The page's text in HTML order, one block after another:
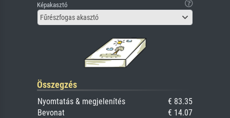
Képakasztó
Fűrészfogas akasztó
Összegzés
Nyomtatás & megjelenítés
€ 83.35
Bevonat
€ 14.07